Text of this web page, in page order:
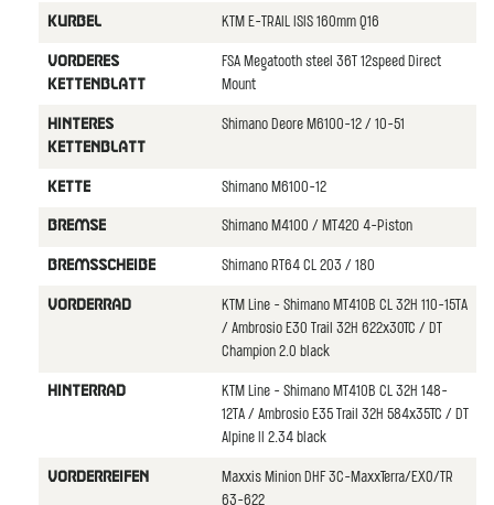
KURBEL KTM E-TRAIL ISIS 160mm Q16
VORDERES
KETTENBLATT
FSA Megatooth steel 36T 12speed Direct
Mount
HINTERES
KETTENBLATT
Shimano Deore M6100-12 / 10-51
KETTE Shimano M6100-12
BREMSE Shimano M4100 / MT420 4-Piston
BREMSSCHEIBE Shimano RT64 CL 203 / 180
VORDERRAD
KTM Line - Shimano MT410B CL 32H 110-15TA
/ Ambrosio E30 Trail 32H 622x30TC / DT
Champion 2.0 black
HINTERRAD
KTM Line - Shimano MT410B CL 32H 148-
12TA / Ambrosio E35 Trail 32H 584x35TC / DT
Alpine II 2.34 black
VORDERREIFEN
Maxxis Minion DHF 3C-MaxxTerra/EXO/TR
63-622